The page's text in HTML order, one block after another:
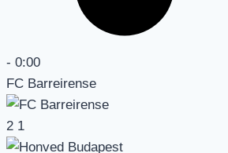
- 0:00
FC Barreirense
2 1